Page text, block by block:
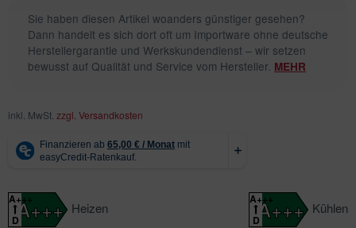
Sie haben diesen Artikel woanders günstiger gesehen?
Dann handelt es sich dort oft um Importware ohne deutsche
Herstellergarantie und Werkskundendienst – wir setzen
bewusst auf Qualität und Service vom Hersteller. MEHR
inkl. MwSt. zzgl. Versandkosten
A+++
A+++
D
Kühlen
A+++
A+++
D
Heizen